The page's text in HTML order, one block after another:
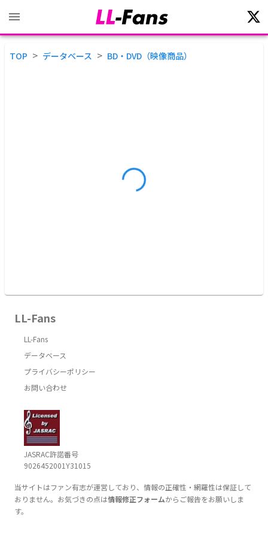
TOP > データベース > BD・DVD（映像商品）
LL-Fans
LL-Fans
データベース
プライバシーポリシー
お問い合わせ
JASRAC許諾番号
9026452001Y31015
当サイトはファン有志が運営しており、情報の正確性・網羅性は保証して
おりません。お気づきの点は情報修正フォームからご報告をお願いしま
す。